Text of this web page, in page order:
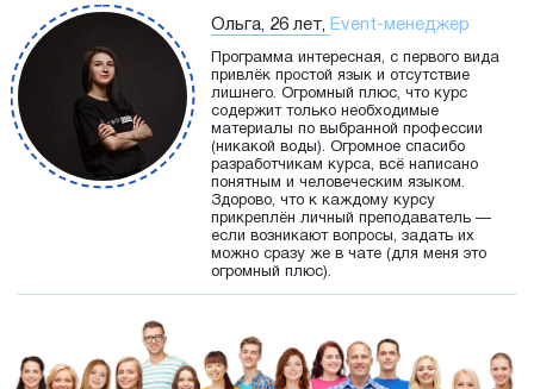
Ольга, 26 лет, Event-менеджер
Программа интересная, с первого вида
привлёк простой язык и отсутствие
лишнего. Огромный плюс, что курс
содержит только необходимые
материалы по выбранной профессии
(никакой воды). Огромное спасибо
разработчикам курса, всё написано
понятным и человеческим языком.
Здорово, что к каждому курсу
прикреплён личный преподаватель —
если возникают вопросы, задать их
можно сразу же в чате (для меня это
огромный плюс).